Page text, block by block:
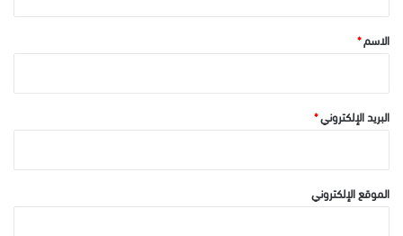
*الاسم*
البريد الإلكتروني*
الموقع الإلكتروني